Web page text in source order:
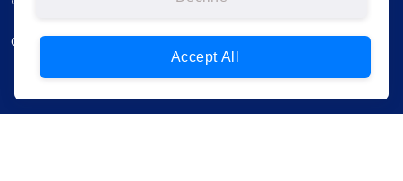
ดาวน์โหลดใช้งานบนแอปพลิเคชัน
Accept All